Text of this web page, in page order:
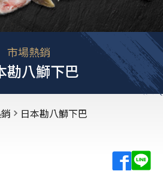
市場熱銷
勘八鰤下巴
日本勘八鰤下巴